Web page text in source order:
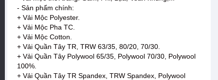
- Sản phẩm chính:
+ Vải Mộc Polyester.
+ Vải Mộc Pha TC.
+ Vải Mộc Cotton.
+ Vải Quần Tây TR, TRW 63/35, 80/20, 70/30.
+ Vải Quần Tây Polywool 65/35, Polywool 70/30, Polywool
100%.
+ Vải Quần Tây TR Spandex, TRW Spandex, Polywool